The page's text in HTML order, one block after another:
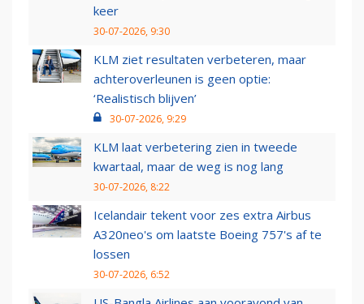
keer
30-07-2026, 9:30
KLM ziet resultaten verbeteren, maar
achteroverleunen is geen optie:
‘Realistisch blijven’
30-07-2026, 9:29
KLM laat verbetering zien in tweede
kwartaal, maar de weg is nog lang
30-07-2026, 8:22
Icelandair tekent voor zes extra Airbus
A320neo's om laatste Boeing 757's af te
lossen
30-07-2026, 6:52